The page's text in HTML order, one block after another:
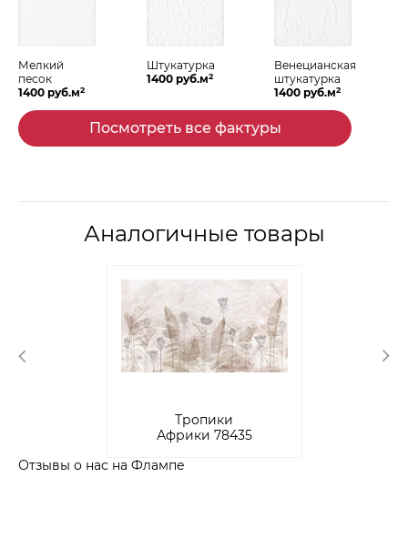
Мелкий
песок
1400 руб.м2
Штукатурка
1400 руб.м2
Венецианская
штукатурка
1400 руб.м2
Посмотреть все фактуры
Аналогичные товары
Тропики
Африки 78435
Отзывы о нас на Флампе